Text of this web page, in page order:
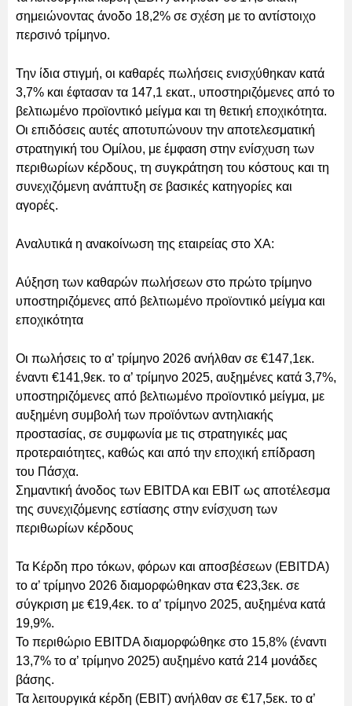
σημειώνοντας άνοδο 18,2% σε σχέση με το αντίστοιχο
περσινό τρίμηνο.
Την ίδια στιγμή, οι καθαρές πωλήσεις ενισχύθηκαν κατά
3,7% και έφτασαν τα 147,1 εκατ., υποστηριζόμενες από το
βελτιωμένο προϊοντικό μείγμα και τη θετική εποχικότητα.
Οι επιδόσεις αυτές αποτυπώνουν την αποτελεσματική
στρατηγική του Ομίλου, με έμφαση στην ενίσχυση των
περιθωρίων κέρδους, τη συγκράτηση του κόστους και τη
συνεχιζόμενη ανάπτυξη σε βασικές κατηγορίες και
αγορές.
Αναλυτικά η ανακοίνωση της εταιρείας στο ΧΑ:
Αύξηση των καθαρών πωλήσεων στο πρώτο τρίμηνο
υποστηριζόμενες από βελτιωμένο προϊοντικό μείγμα και
εποχικότητα
Οι πωλήσεις το α’ τρίμηνο 2026 ανήλθαν σε €147,1εκ.
έναντι €141,9εκ. το α’ τρίμηνο 2025, αυξημένες κατά 3,7%,
υποστηριζόμενες από βελτιωμένο προϊοντικό μείγμα, με
αυξημένη συμβολή των προϊόντων αντηλιακής
προστασίας, σε συμφωνία με τις στρατηγικές μας
προτεραιότητες, καθώς και από την εποχική επίδραση
του Πάσχα.
Σημαντική άνοδος των EBITDA και EBIT ως αποτέλεσμα
της συνεχιζόμενης εστίασης στην ενίσχυση των
περιθωρίων κέρδους
Τα Κέρδη προ τόκων, φόρων και αποσβέσεων (EBITDA)
το α’ τρίμηνο 2026 διαμορφώθηκαν στα €23,3εκ. σε
σύγκριση με €19,4εκ. το α’ τρίμηνο 2025, αυξημένα κατά
19,9%.
Το περιθώριο EBITDA διαμορφώθηκε στο 15,8% (έναντι
13,7% το α’ τρίμηνο 2025) αυξημένο κατά 214 μονάδες
βάσης.
Τα λειτουργικά κέρδη (EBIT) ανήλθαν σε €17,5εκ. το α’